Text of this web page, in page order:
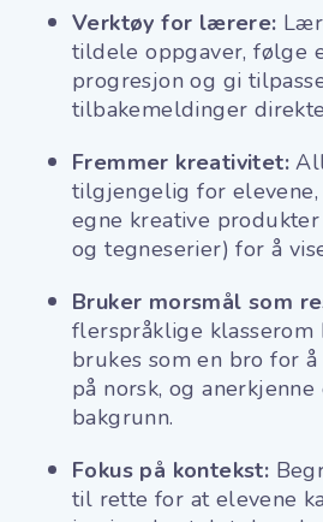
Verktøy for lærere:
tildele oppgaver, følge
progresjon og gi
tilbakemeldinger
Fremmer kreativitet:
tilgjengelig for elevene,
egne kreative
og tegneserier) for å
Bruker morsmål som
flerspråklige klasserom
brukes som en bro for
på norsk, og
bakgrunn.
Fokus på kontekst:
til rette for at elevene